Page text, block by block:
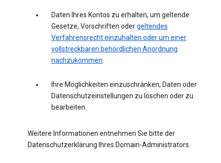
Daten Ihres Kontos zu erhalten, um geltende
Gesetze, Vorschriften odergeltendes
Verfahrensrecht einzuhalten oder um einer
vollstreckbaren behördlichen Anordnung
nachzukommen.
Ihre Möglichkeiten einzuschränken, Daten oder
Datenschutzeinstellungen zu löschen oder zu
bearbeiten.
Weitere Informationen entnehmen Sie bitte der
Datenschutzerklärung Ihres Domain-Administrators.